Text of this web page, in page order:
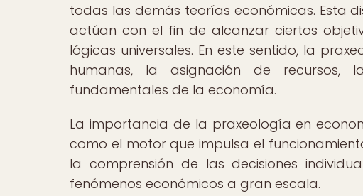
todas las demás teorías económicas. Esta
actúan con el fin de alcanzar ciertos
lógicas universales. En este sentido, la
humanas, la asignación de
fundamentales de la economía.
La importancia de la praxeología en
como el motor que impulsa el
la comprensión de las decisiones
fenómenos económicos a gran escala.